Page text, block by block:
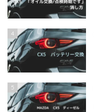
4
5